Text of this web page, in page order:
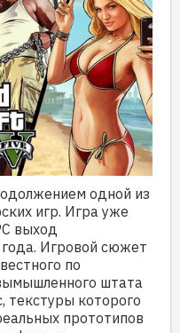
одной из
игр. Игра уже
выход
Игровой сюжет
по
штата
текстуры которого
прототипов